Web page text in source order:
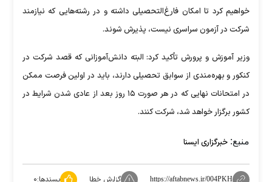
خواهیم کرد تا امکان فارغ‌التحصیلی داشته و در رشته‌هایی که نیازمند
شرکت در آزمون سراسری نیست، پذیرش شوند.
وزیر آموزش و پرورش تأکید کرد: البته دانش‌آموزانی که قصد شرکت در
کنکور و بهره‌مندی از سوابق تحصیلی دارند، باید در اولین فرصت ممکن
در امتحانات نهایی که در هر صورت ۱۵ روز بعد از عادی شدن شرایط در
کشور برگزار خواهد شد، شرکت کنند.
منبع: خبرگزاری ایسنا
https://aftabnews.ir/004PKH گزارش خطا پسندها:۰